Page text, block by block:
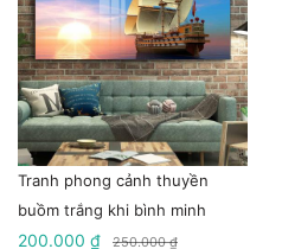
Tranh phong cảnh thuyền
buồm trắng khi bình minh
200.000 ₫ 250.000 ₫